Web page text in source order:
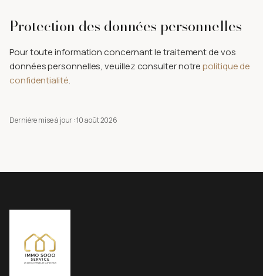
Protection des données personnelles
Pour toute information concernant le traitement de vos
données personnelles, veuillez consulter notre politique de
confidentialité.
Dernière mise à jour :10 août 2026